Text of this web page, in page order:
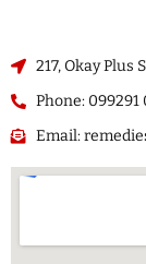
217, Okay Plus
Phone: 099291
Email: